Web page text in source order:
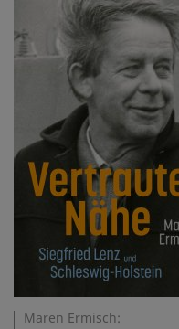
Maren Ermisch: